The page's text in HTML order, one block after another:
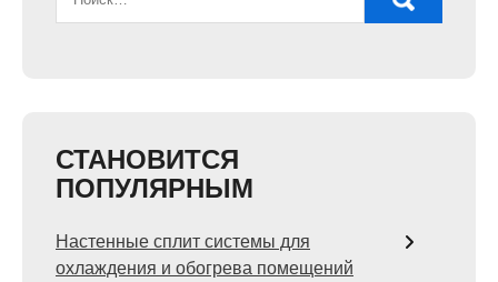
СТАНОВИТСЯ
ПОПУЛЯРНЫМ
Настенные сплит системы для
охлаждения и обогрева помещений